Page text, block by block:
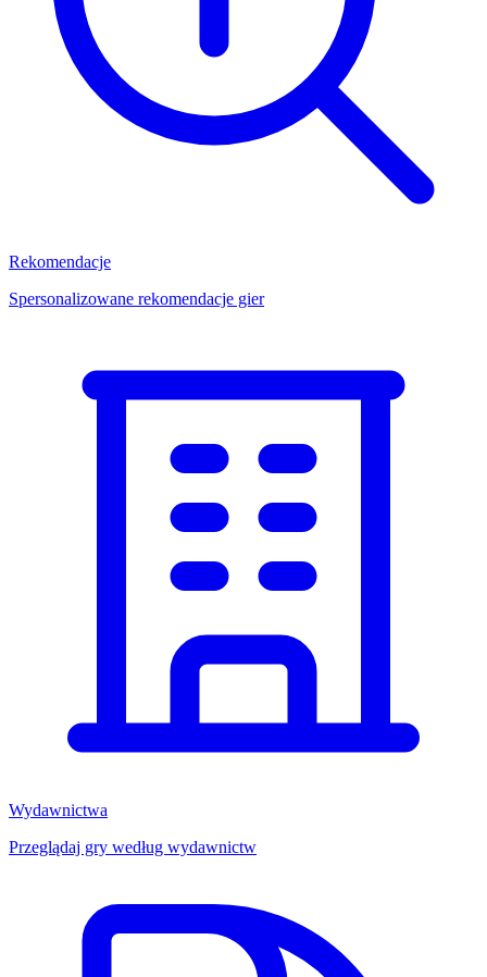
Rekomendacje
Spersonalizowane rekomendacje gier
Wydawnictwa
Przeglądaj gry według wydawnictw